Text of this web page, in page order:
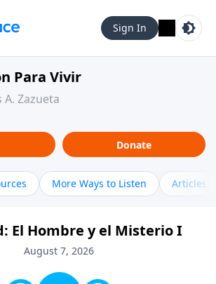
Sign In
Para Vivir
A. Zazueta
Donate
More Ways to Listen Articles
El Hombre y el Misterio I
August 7, 2026